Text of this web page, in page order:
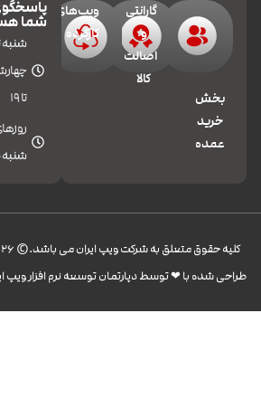
بخش
خرید
عمده
گارانتی
و
اصالت
کالا
ویپ‌های
کارکرده
شما
شنبه
تا 19
شنبه 10 تا 17
کليه حقوق متعلق به شرکت ویپ ایران می باشد.© 2026
طراحی شده با ❤︎ توسط دپارتمان توسعه نرم افزار ویپ